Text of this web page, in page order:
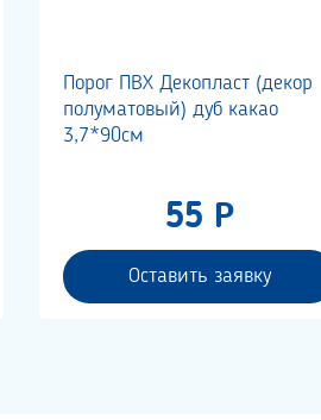
Порог ПВХ Декопласт (декор
полуматовый) дуб какао
3,7*90см
55 Р
Оставить заявку